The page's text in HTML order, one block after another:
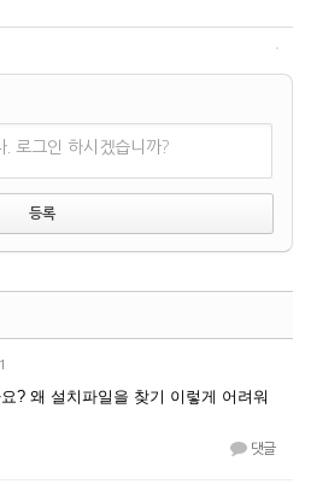
로그인 하시겠습니까?
? 왜 설치파일을 찾기 이렇게 어려워
댓글